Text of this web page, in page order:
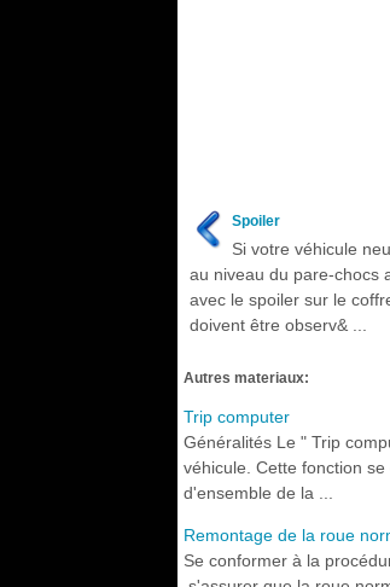
Spoiler
Si votre véhicule
au niveau du pare-chocs
avec le spoiler sur le
doivent être observ& ...
Autres materiaux:
Trip computer
Généralités Le " Trip
véhicule. Cette fonction
d'ensemble de la ...
Remontage de la roue
Se conformer à la